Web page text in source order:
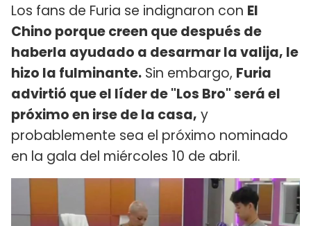
Los fans de Furia se indignaron con El
Chino porque creen que después de
haberla ayudado a desarmar la valija, le
hizo la fulminante. Sin embargo, Furia
advirtió que el líder de "Los Bro" será el
próximo en irse de la casa, y
probablemente sea el próximo nominado
en la gala del miércoles 10 de abril.